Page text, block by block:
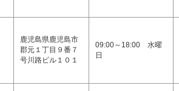
鹿児島県鹿児島市
郡元１丁目９番７
号川路ビル１０１
09:00～18:00 水曜
日